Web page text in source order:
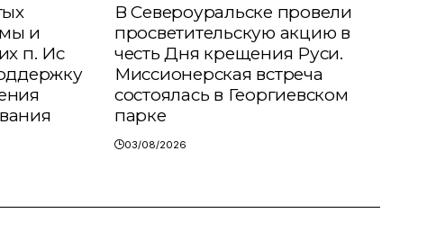
и
п. Ис
В Североуральске провели
просветительскую акцию в
честь Дня крещения Руси.
Миссионерская встреча
состоялась в Георгиевском
парке
03/08/2026